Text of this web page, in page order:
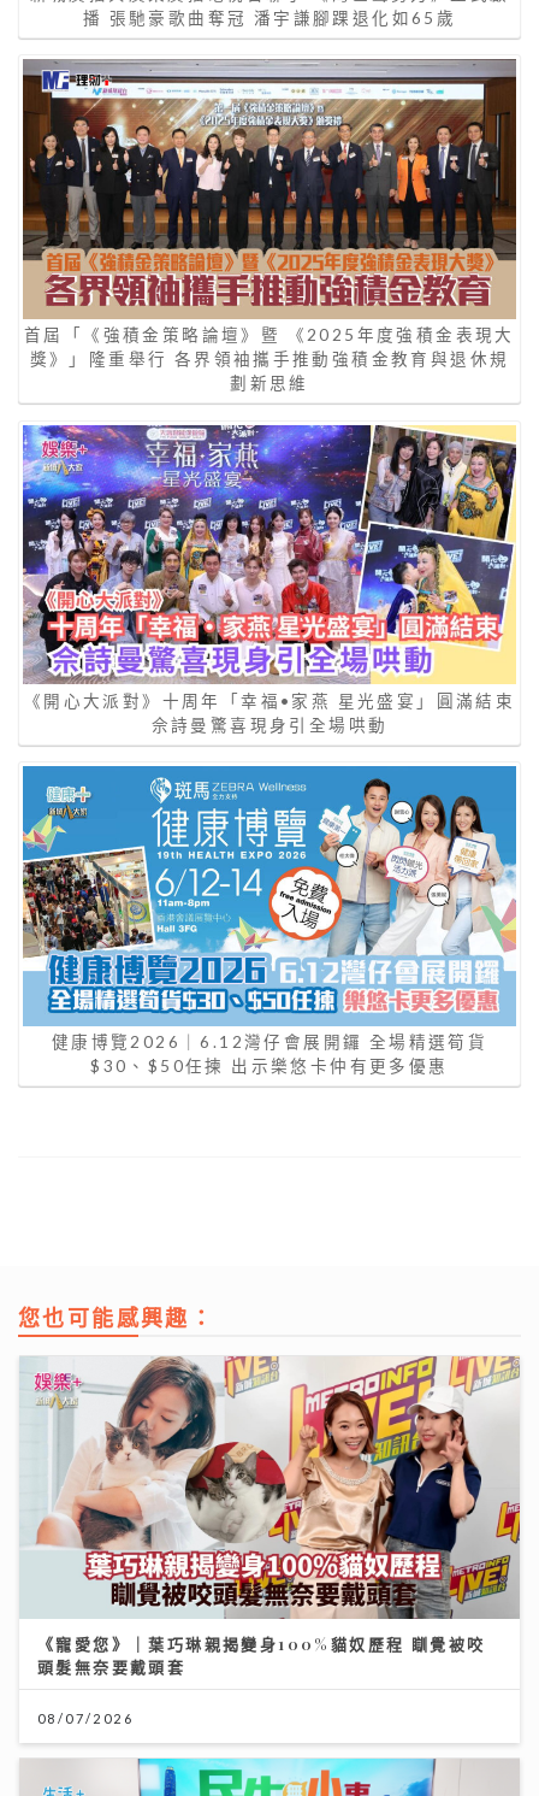
播 張馳豪歌曲奪冠 潘宇謙腳踝退化如65歲
首屆「《強積金策略論壇》暨 《2025年度強積金表現大
獎》」隆重舉行 各界領袖攜手推動強積金教育與退休規
劃新思維
《開心大派對》十周年「幸福•家燕 星光盛宴」圓滿結束
佘詩曼驚喜現身引全場哄動
健康博覽2026｜6.12灣仔會展開鑼 全場精選筍貨
$30、$50任揀 出示樂悠卡仲有更多優惠
您也可能感興趣：
《寵愛您》｜葉巧琳親揭變身100%貓奴歷程 瞓覺被咬
頭髮無奈要戴頭套
08/07/2026